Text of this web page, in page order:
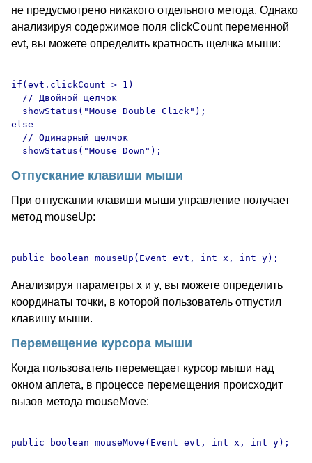
не предусмотрено никакого отдельного метода. Однако
анализируя содержимое поля clickCount переменной
evt, вы можете определить кратность щелчка мыши:
if(evt.clickCount > 1)
  // Двойной щелчок
  showStatus("Mouse Double Click");
else
  // Одинарный щелчок
Отпускание клавиши мыши
При отпускании клавиши мыши управление получает
метод mouseUp:
Анализируя параметры x и y, вы можете определить
координаты точки, в которой пользователь отпустил
клавишу мыши.
Перемещение курсора мыши
Когда пользователь перемещает курсор мыши над
окном аплета, в процессе перемещения происходит
вызов метода mouseMove: